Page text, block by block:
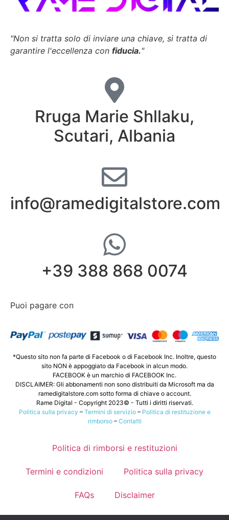
"Non si tratta solo di inviare una chiave, si tratta di
garantire l'eccellenza con fiducia."
Rruga Marie Shllaku,
Scutari, Albania
info@ramedigitalstore.com
+39 388 868 0074
Puoi pagare con
*Questo sito non fa parte di Facebook o di Facebook Inc. Inoltre, questo
sito NON è appoggiato da Facebook in alcun modo.
FACEBOOK è un marchio di FACEBOOK Inc.
DISCLAIMER: Gli abbonamenti non sono distribuiti da Microsoft ma da
ramedigitalstore.com sotto forma di chiave o account.
Rame Digital - Copyright 2023© - Tutti i diritti riservati.
Politica sulla privacy – Termini di servizio– Politica di restituzione e
rimborso– Contatti
Politica di rimborsi e restituzioni
Termini e condizioni Politica sulla privacy
FAQs Disclaimer